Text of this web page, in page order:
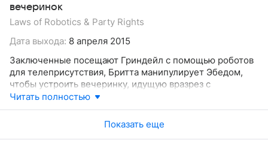
вечеринок
Laws of Robotics & Party Rights
Дата выхода: 8 апреля 2015
Заключенные посещают Гриндейл с помощью роботов
для телеприсутствия, Бритта манипулирует Эбедом,
чтобы устроить вечеринку, идущую вразрез с
правилами Энни.
Читать полностью
Показать еще